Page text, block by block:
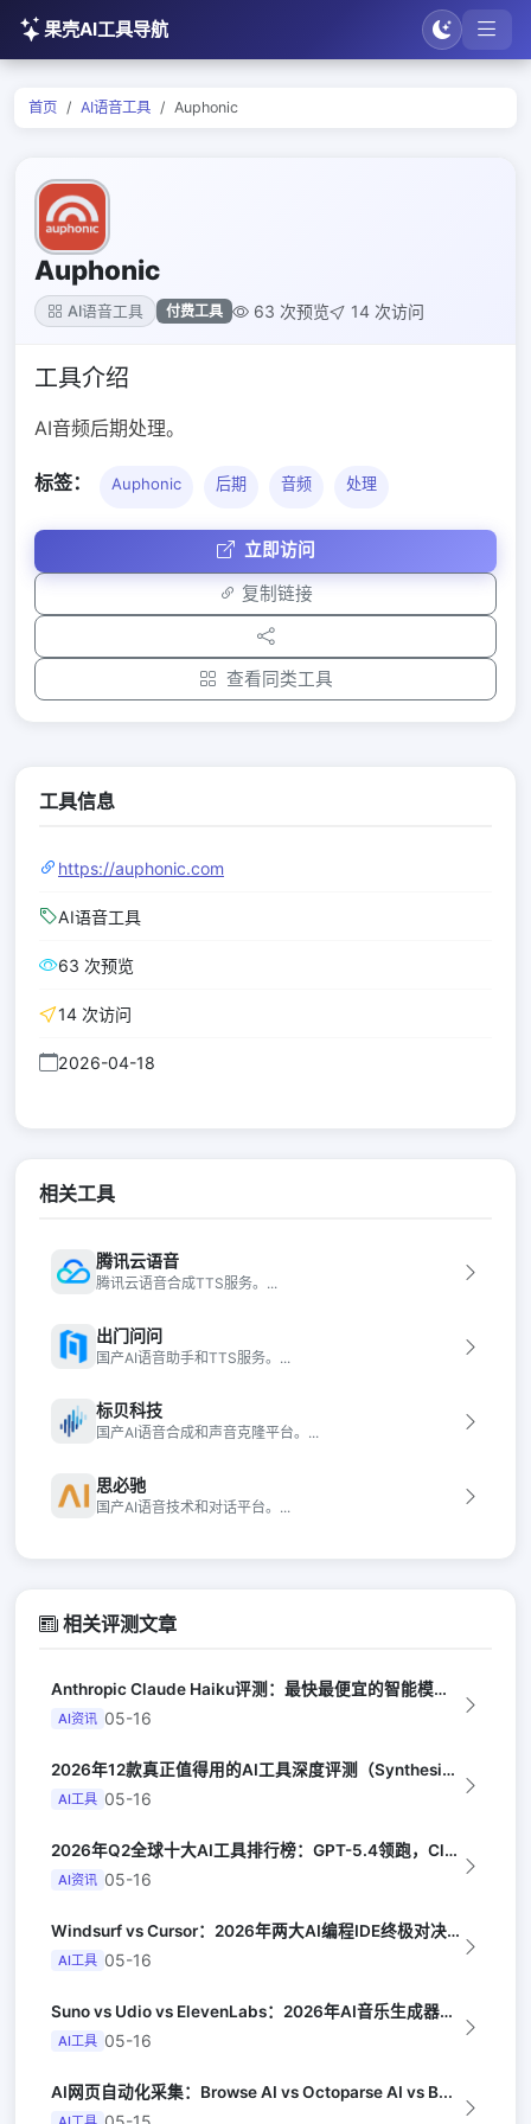
果壳AI工具导航
首页 AI语音工具 Auphonic
Auphonic
AI语音工具 付费工具 63 次预览 14 次访问
工具介绍
AI音频后期处理。
标签： Auphonic 后期 音频 处理
立即访问
复制链接
查看同类工具
工具信息
https://auphonic.com
AI语音工具
63 次预览
14 次访问
2026-04-18
相关工具
腾讯云语音
腾讯云语音合成TTS服务。...
出门问问
国产AI语音助手和TTS服务。...
标贝科技
国产AI语音合成和声音克隆平台。...
思必驰
国产AI语音技术和对话平台。...
相关评测文章
Anthropic Claude Haiku评测：最快最便宜的智能模型（Late...
AI资讯 05-16
2026年12款真正值得用的AI工具深度评测（Synthesia评选）
AI工具 05-16
2026年Q2全球十大AI工具排行榜：GPT-5.4领跑，Claude Opus...
AI资讯 05-16
Windsurf vs Cursor：2026年两大AI编程IDE终极对决实测（...
AI工具 05-16
Suno vs Udio vs ElevenLabs：2026年AI音乐生成器三...
AI工具 05-16
AI网页自动化采集：Browse AI vs Octoparse AI vs B...